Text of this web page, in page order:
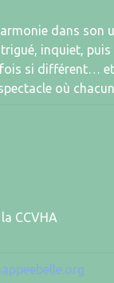
dans
inquiet,
si différent…
où
CCVHA